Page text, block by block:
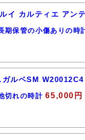
イ カルティエ アン
期保管の小傷ありの時
ガルベSM
切れの時計 65,000円